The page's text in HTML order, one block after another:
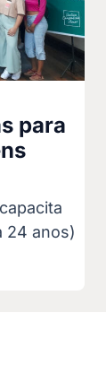
para
24 anos)